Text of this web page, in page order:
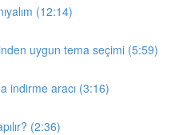
(12:14)
uygun tema seçimi (5:59)
indirme aracı (3:16)
(2:36)